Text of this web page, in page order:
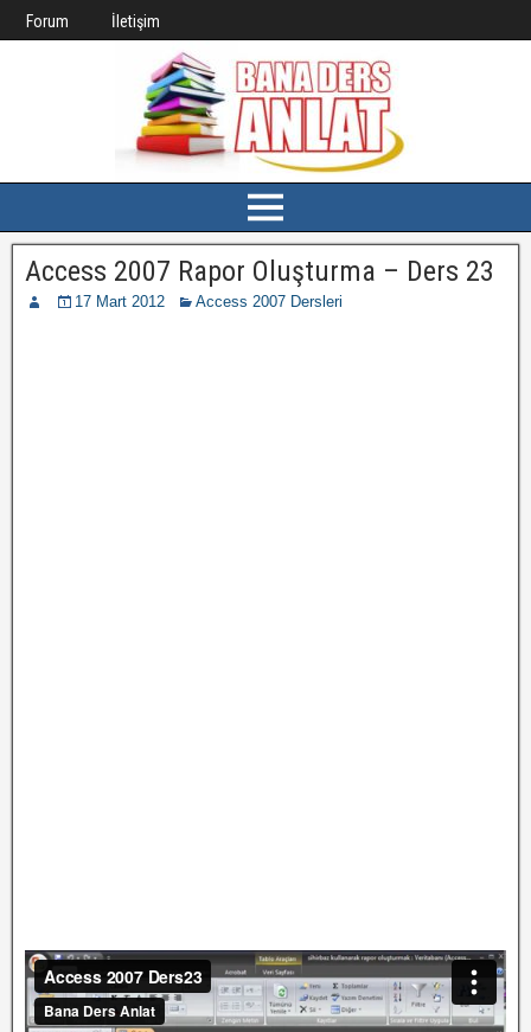
Forum İletişim
Access 2007 Rapor Oluşturma – Ders 23
17 Mart 2012 Access 2007 Dersleri